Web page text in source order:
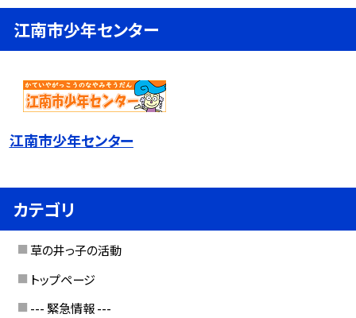
江南市少年センター
江南市少年センター
カテゴリ
草の井っ子の活動
トップページ
--- 緊急情報 ---